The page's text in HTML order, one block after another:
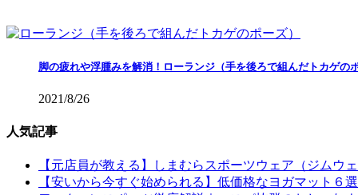
脚の疲れや浮腫みを解消！ローランジ（手を後ろで組んだトカゲの
2021/8/26
人気記事
【元店員が教える︎】しまむらスポーツウェア（ジム
【安いから今すぐ始められる】低価格なヨガマット６